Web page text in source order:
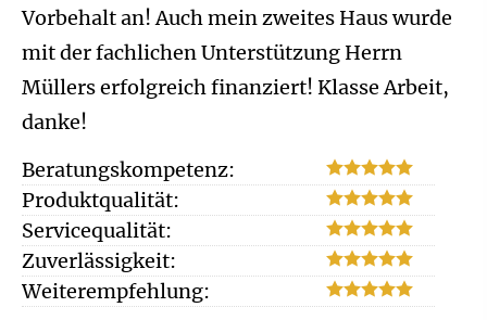
Vorbehalt an! Auch mein zweites Haus wurde
mit der fachlichen Unterstützung Herrn
Müllers erfolgreich finanziert! Klasse Arbeit,
danke!
Beratungskompetenz:
Produktqualität:
Servicequalität:
Zuverlässigkeit:
Weiterempfehlung: